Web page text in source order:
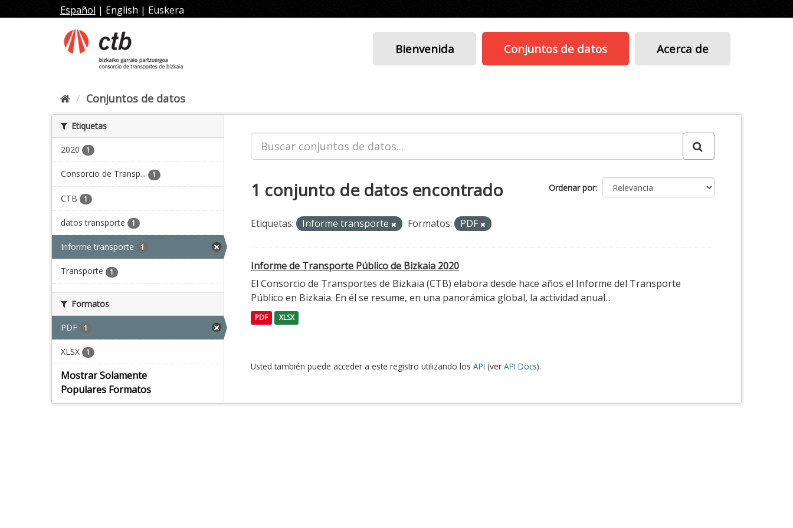
al
Español | English | Euskera
Bienvenida Conjuntos de datos Acerca de
Conjuntos de datos
Etiquetas
2020 1
Consorcio de Transp... 1
CTB 1
datos transporte 1
Informe transporte 1
Transporte 1
Formatos
PDF 1
XLSX 1
Mostrar Solamente
Populares Formatos
Ordenar por
1 conjunto de datos encontrado
Etiquetas: Informe transporte Formatos: PDF
Informe de Transporte Público de Bizkaia 2020
El Consorcio de Transportes de Bizkaia (CTB) elabora desde hace años el Informe del Transporte
Público en Bizkaia. En él se resume, en una panorámica global, la actividad anual...
PDF XLSX
Usted también puede acceder a este registro utilizando los API (ver API Docs).